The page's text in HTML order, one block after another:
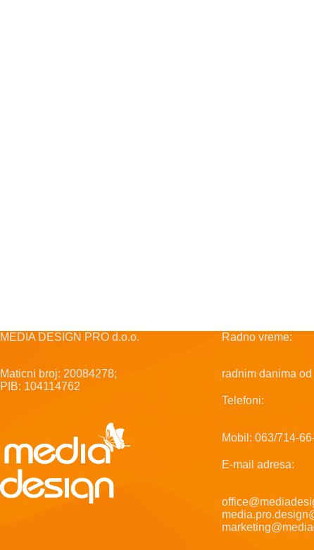
MEDIA DESIGN PRO d.o.o.
Maticni broj: 20084278;
PIB: 104114762
Radno vreme:
radnim danima
Telefoni:
Mobil: 063/714-
E-mail adresa: